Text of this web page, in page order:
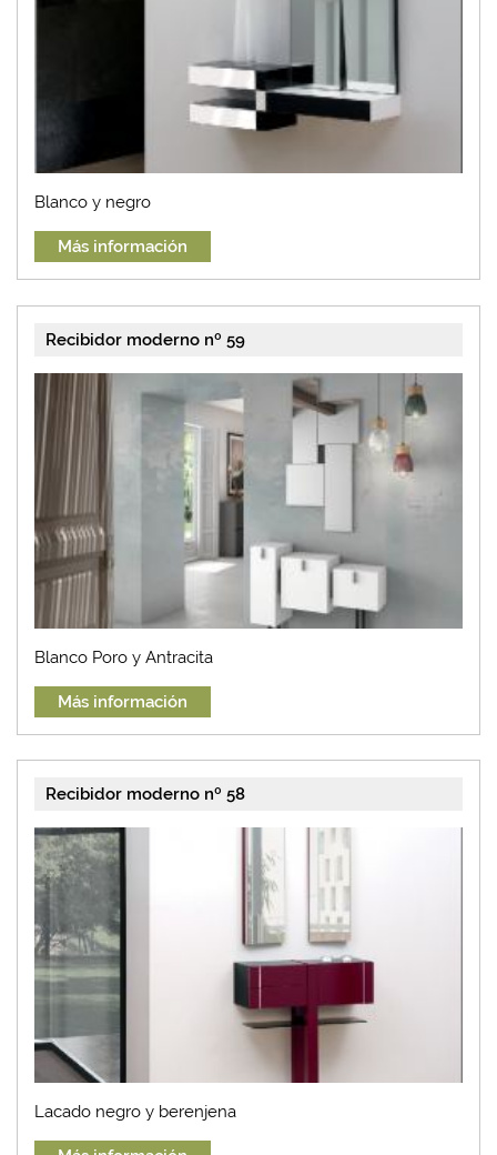
Blanco y negro
Más información
Recibidor moderno nº 59
Blanco Poro y Antracita
Más información
Recibidor moderno nº 58
Lacado negro y berenjena